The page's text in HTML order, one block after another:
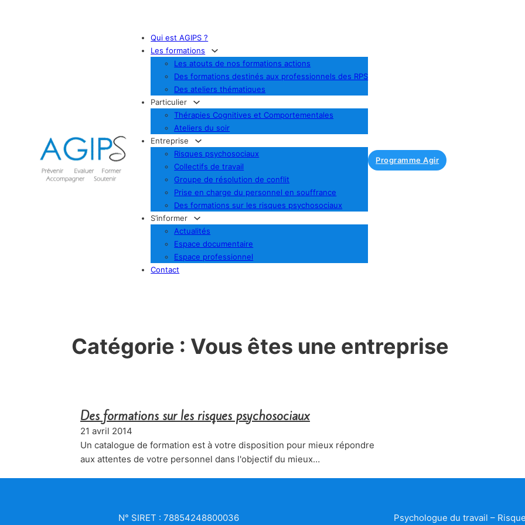
Qui est AGIPS ?
Les formations
Les atouts de nos formations actions
Des formations destinés aux professionnels des RPS
Des ateliers thématiques
Particulier
Thérapies Cognitives et Comportementales
Ateliers du soir
Entreprise
Risques psychosociaux
Collectifs de travail
Groupe de résolution de conflit
Prise en charge du personnel en souffrance
Des formations sur les risques psychosociaux
S’informer
Actualités
Espace documentaire
Espace professionnel
Contact
Programme Agir
Catégorie : Vous êtes une entreprise
Des formations sur les risques psychosociaux
21 avril 2014
Un catalogue de formation est à votre disposition pour mieux répondre
aux attentes de votre personnel dans l'objectif du mieux…
N° SIRET : 78854248800036 Psychologue du travail –